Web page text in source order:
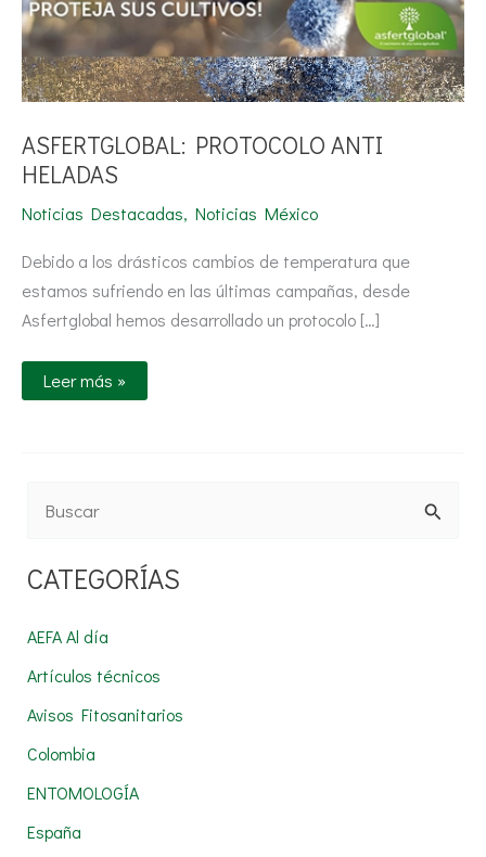
ASFERTGLOBAL: PROTOCOLO ANTI
HELADAS
Noticias Destacadas, Noticias México
Debido a los drásticos cambios de temperatura que
estamos sufriendo en las últimas campañas, desde
Asfertglobal hemos desarrollado un protocolo […]
Leer más »
s
r
p
o
r
:
CATEGORÍAS
AEFA Al día
Artículos técnicos
Avisos Fitosanitarios
Colombia
ENTOMOLOGÍA
España